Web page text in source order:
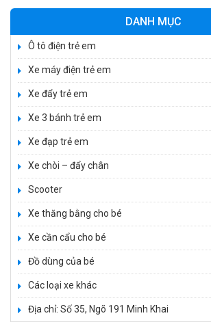
DANH MỤC
Ô tô điện trẻ em
Xe máy điện trẻ em
Xe đẩy trẻ em
Xe 3 bánh trẻ em
Xe đạp trẻ em
Xe chòi – đẩy chân
Scooter
Xe thăng bằng cho bé
Xe cần cẩu cho bé
Đồ dùng của bé
Các loại xe khác
Địa chỉ: Số 35, Ngõ 191 Minh Khai
Xe 3 bánh đạp trẻ em
520.000 ₫
750.000 ₫
350.000 ₫
550.000 ₫
Xe máy điện trẻ em
Xe cần cẩu trẻ em KS-
1.250.000 ₫